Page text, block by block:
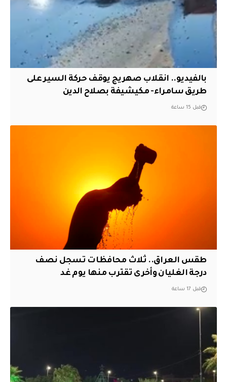
بالفيديو.. انقلاب صهريج يوقف حركة السير على
طريق سامراء- مكيشيفة بصلاح الدين
قبل 15 ساعة
طقس العراق.. ثلاث محافظات تسجل نصف
درجة الغليان وأخرى تقترب منها يوم غد
قبل 17 ساعة